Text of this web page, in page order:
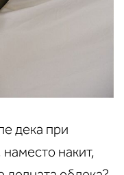
дека при
накит,